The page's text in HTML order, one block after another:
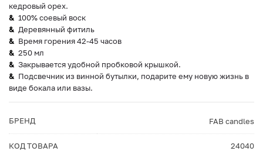
кедровый орех.
100% соевый воск
Деревянный фитиль
Время горения 42-45 часов
250 мл
Закрывается удобной пробковой крышкой.
Подсвечник из винной бутылки, подарите ему новую жизнь в
виде бокала или вазы.
БРЕНД FAB сandles
КОД ТОВАРА 24040